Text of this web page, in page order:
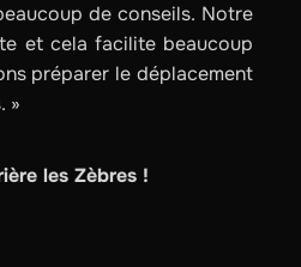
de conseils. Notre
et cela facilite beaucoup
préparer le déplacement
»
les Zèbres !